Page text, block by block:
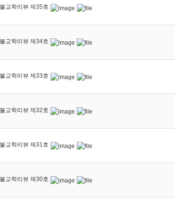
불교학리뷰 제35호
불교학리뷰 제34호
불교학리뷰 제33호
불교학리뷰 제32호
불교학리뷰 제31호
불교학리뷰 제30호